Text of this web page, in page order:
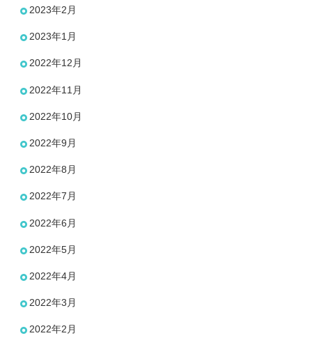
2023年2月
2023年1月
2022年12月
2022年11月
2022年10月
2022年9月
2022年8月
2022年7月
2022年6月
2022年5月
2022年4月
2022年3月
2022年2月